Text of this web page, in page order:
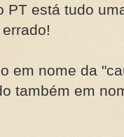
PT está tudo
em nome da
também em